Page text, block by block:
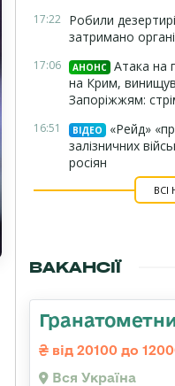
17:22 Робили
затримано
17:06 АНОНС Атака на
на Крим,
Запоріжжям:
16:51 ВІДЕО
«Рейд»
залізничних
росіян
ВАКАНСІЇ
від 20100 до
Вся Україна